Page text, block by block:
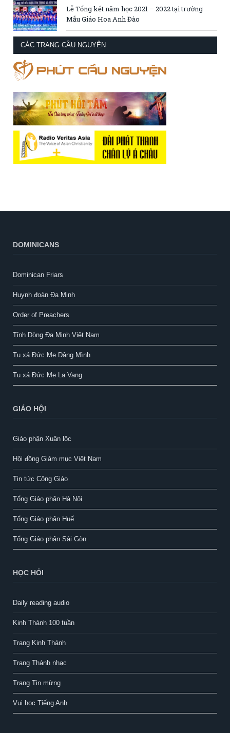
Lễ Tổng kết năm học 2021 – 2022 tại trường
Mẫu Giáo Hoa Anh Đào
CÁC TRANG CẦU NGUYỆN
DOMINICANS
Dominican Friars
Huynh đoàn Đa Minh
Order of Preachers
Tỉnh Dòng Đa Minh Việt Nam
Tu xá Đức Mẹ Dâng Mình
Tu xá Đức Mẹ La Vang
GIÁO HỘI
Giáo phận Xuân lộc
Hội đồng Giám mục Việt Nam
Tin tức Công Giáo
Tổng Giáo phận Hà Nội
Tổng Giáo phận Huế
Tổng Giáo phận Sài Gòn
HỌC HỎI
Daily reading audio
Kinh Thánh 100 tuần
Trang Kinh Thánh
Trang Thánh nhạc
Trang Tin mừng
Vui học Tiếng Anh